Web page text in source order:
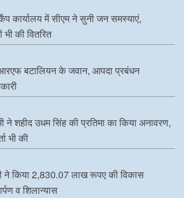
कार्यालय में सीएम ने सुनी जन समस्याएं,
की वितरित
बटालियन के जवान, आपदा प्रबंधन
ने शहीद उधम सिंह की प्रतिमा का किया अनावरण,
भी की
ने किया 2,830.07 लाख रूपए की विकास
व शिलान्यास